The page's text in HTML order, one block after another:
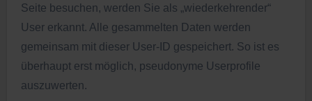
Seite besuchen, werden Sie als „wiederkehrender“
User erkannt. Alle gesammelten Daten werden
gemeinsam mit dieser User-ID gespeichert. So ist es
überhaupt erst möglich, pseudonyme Userprofile
auszuwerten.